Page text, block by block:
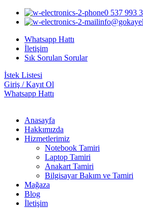
0 537 993
Whatsapp Hattı
İletişim
Sık Sorulan Sorular
İstek Listesi
Giriş / Kayıt Ol
Whatsapp Hattı
Anasayfa
Hakkımızda
Hizmetlerimiz
Notebook Tamiri
Laptop Tamiri
Anakart Tamiri
Bilgisayar Bakım ve Tamiri
Mağaza
Blog
İletişim